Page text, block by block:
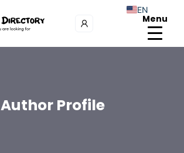
Menu
Author Profile
EN